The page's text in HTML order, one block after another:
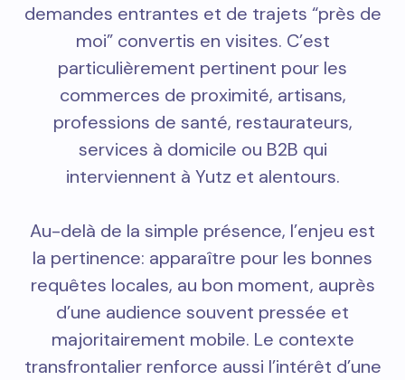
demandes entrantes et de trajets “près de
moi” convertis en visites. C’est
particulièrement pertinent pour les
commerces de proximité, artisans,
professions de santé, restaurateurs,
services à domicile ou B2B qui
interviennent à Yutz et alentours.
Au-delà de la simple présence, l’enjeu est
la pertinence: apparaître pour les bonnes
requêtes locales, au bon moment, auprès
d’une audience souvent pressée et
majoritairement mobile. Le contexte
transfrontalier renforce aussi l’intérêt d’une